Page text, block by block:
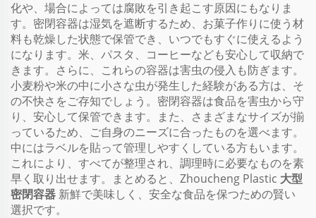
化や、場合によっては腐敗を引き起こす原因にもなりま
す。密閉容器は湿気を遮断するため、お菓子作りに使う材
料も乾燥した状態で保管でき、いつでもすぐに使えるよう
になります。米、パスタ、コーヒーなども安心して収納で
きます。さらに、これらの容器は害虫の侵入も防ぎます。
小麦粉や米の中に小さな虫が発生した経験がある方は、そ
の不快さをご存知でしょう。密閉容器は食品を害虫から守
り、安心して保管できます。また、さまざまなサイズが揃
っているため、ご自身のニーズに合ったものを選べます。
中にはラベルを貼って管理しやすくしている方もいます。
これにより、すべてが整理され、調理時に必要なものを素
早く取り出せます。まとめると、Zhoucheng Plastic 大型
密閉容器 新鮮で美味しく、安全な食品を保つための賢い
選択です。